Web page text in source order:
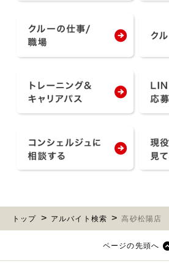
トップ アルバイト検索 高砂松陽店
ページの先頭へ